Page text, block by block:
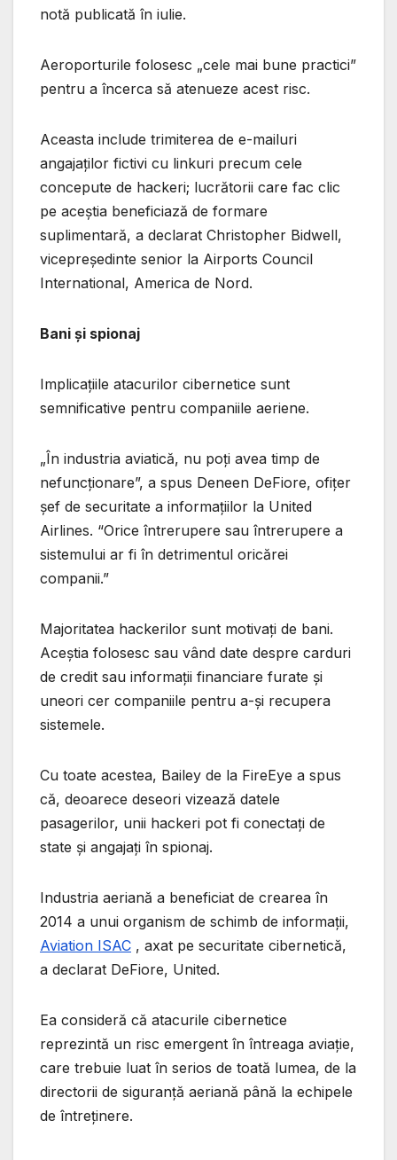
notă publicată în iulie.
Aeroporturile folosesc „cele mai bune practici”
pentru a încerca să atenueze acest risc.
Aceasta include trimiterea de e-mailuri
angajaților fictivi cu linkuri precum cele
concepute de hackeri; lucrătorii care fac clic
pe aceștia beneficiază de formare
suplimentară, a declarat Christopher Bidwell,
vicepreședinte senior la Airports Council
International, America de Nord.
Bani și spionaj
Implicațiile atacurilor cibernetice sunt
semnificative pentru companiile aeriene.
„În industria aviatică, nu poți avea timp de
nefuncționare”, a spus Deneen DeFiore, ofițer
șef de securitate a informațiilor la United
Airlines. “Orice întrerupere sau întrerupere a
sistemului ar fi în detrimentul oricărei
companii.”
Majoritatea hackerilor sunt motivați de bani.
Aceștia folosesc sau vând date despre carduri
de credit sau informații financiare furate și
uneori cer companiile pentru a-și recupera
sistemele.
Cu toate acestea, Bailey de la FireEye a spus
că, deoarece deseori vizează datele
pasagerilor, unii hackeri pot fi conectați de
state și angajați în spionaj.
Industria aeriană a beneficiat de crearea în
2014 a unui organism de schimb de informații,
Aviation ISAC , axat pe securitate cibernetică,
a declarat DeFiore, United.
Ea consideră că atacurile cibernetice
reprezintă un risc emergent în întreaga aviație,
care trebuie luat în serios de toată lumea, de la
directorii de siguranță aeriană până la echipele
de întreținere.